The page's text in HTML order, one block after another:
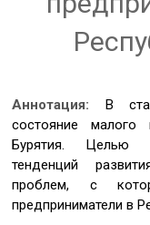
Аннотация: В
состояние малого
Бурятия. Целью
тенденций
проблем, с
предприниматели в